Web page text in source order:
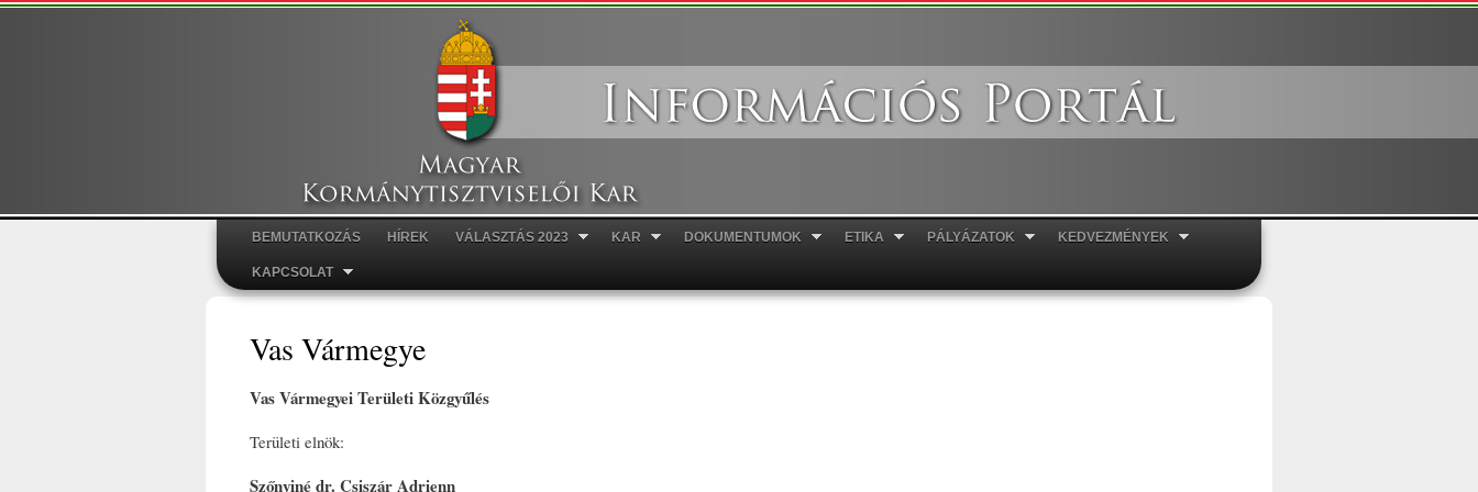
Ugrás a
Főmenü
BEMUTATKOZÁS HÍREK VÁLASZTÁS 2023 KAR DOKUMENTUMOK ETIKA PÁLYÁZATOK KEDVEZMÉNYEK
KAPCSOLAT
Vas Vármegye
Vas Vármegyei Területi Közgyűlés
Területi elnök:
Szőnyiné dr. Csiszár Adrienn